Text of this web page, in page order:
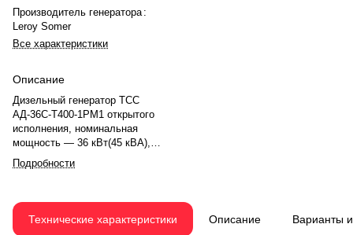
Производитель генератора :
Leroy Somer
Все характеристики
Описание
Дизельный генератор ТСС
АД-36С-Т400-1РМ1 открытого
исполнения, номинальная
мощность — 36 кВт(45 кВА),
максимальная — 39.6 кВт (49.5
кВА). Двигатель ММЗ ММЗ
механический регулятором
оборотов. Объём двигателя —
Подробности
Технические характеристики Описание Варианты